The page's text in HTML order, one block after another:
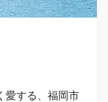
愛する、福岡市